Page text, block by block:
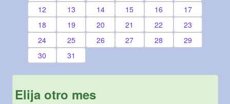
12
13 14 15 16
17
18
19 20 21 22
23
24
25 26 27 28
29
30
31
Elija otro mes